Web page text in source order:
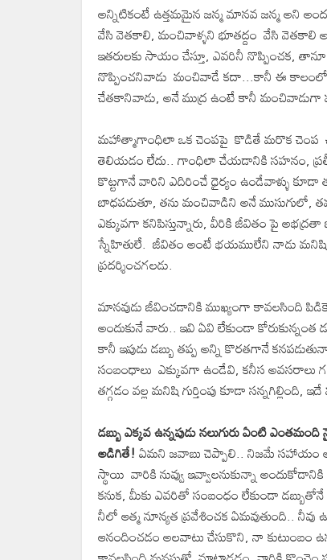
అన్నిటికంటే ఉత్తమమైన జన్మ మానవ జన్మ అని
వేసి వెతకాలి, మంచివాళ్ళని భూతద్దం వేసి వెతకాలి
ఇతరులకు సాయం చేస్తూ, ఎవరినీ నొప్పించక,
నొప్పించనివాడు మంచివాడే కదా...కానీ ఈ కాలంలో
చేతకానివాడు, అనే ముద్ర ఉంటే కానీ మంచివాడుగా
మహాత్మాగాంధిలా ఒక చెంపపై కొడితే మరొక చెంప
తెలియడం లేదు.. గాంధిలా చేయడానికి సహనం, ప్రతీ
కొట్టగానే వారిని ఎదిరించే ధైర్యం ఉండేవాళ్ళు
బాధపడుతూ, తను మంచివాడిని అనే ముసుగులో,
ఎక్కువగా కనిపిస్తున్నారు, వీరికి జీవితం పై
స్నేహితులే. జీవితం అంటే భయములేని నాడు మనిషి
ప్రదర్శించగలడు.
మానవుడు జీవించడానికి ముఖ్యంగా కావలసింది
అందుకునే వారు.. ఇవి ఏవి లేకుండా
కానీ ఇపుడు డబ్బు తప్ప అన్ని కొరతగానే
సంబంధాలు ఎక్కువగా ఉండేవి, కనీస
తగ్గడం వల్ల మనిషి గుర్తింపు కూడా
డబ్బు ఎక్కవ ఉన్నపుడు నలుగురు ఏంటి
అడిగితే!ఏమని జవాబు చెప్పాలి.. నిజమే సహాయం
స్థాయి వారికి నువ్వు ఇవ్వాలనుకున్నా
కనుక, మీకు ఎవరితో సంబంధం లేకుండా డబ్బుతోనే
నీలో ఆత్మ నూన్యత ప్రవేశించక ఏమవుతుంది..
ఆనందించడం అలవాటు చేసుకొని, నా కుటుంబం